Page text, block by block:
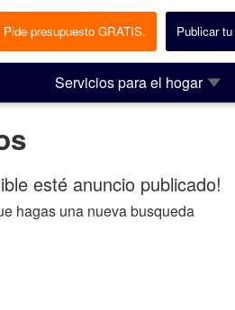
Pide presupuesto GRATIS. Publicar
Servicios para el hogar
esté anuncio publicado!
hagas una nueva busqueda